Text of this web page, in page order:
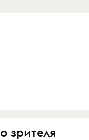
зрителя